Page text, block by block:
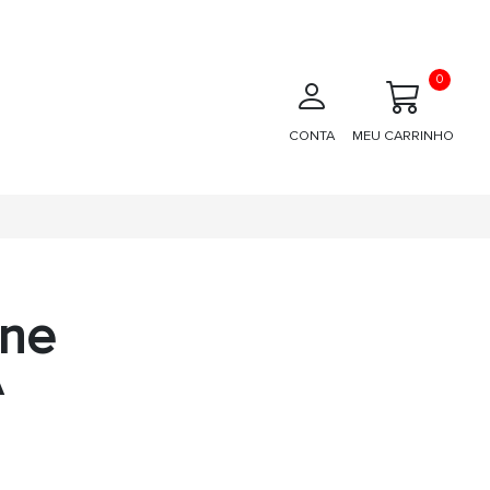
CONTA MEU CARRINHO
0